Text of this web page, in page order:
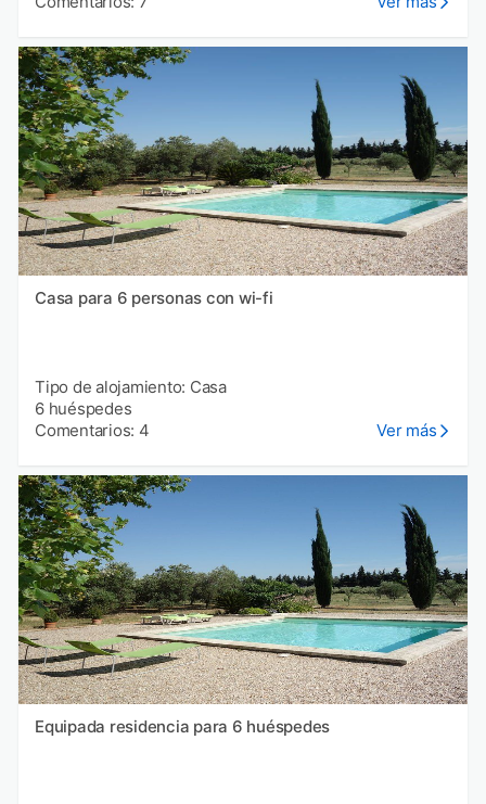
Casa para 6 personas con wi-fi
Tipo de alojamiento: Casa
6 huéspedes
Comentarios: 4
Ver más
Equipada residencia para 6 huéspedes